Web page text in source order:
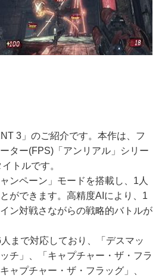
3」のご紹介です。本作は、フ
ター(FPS)「アンリアル」シリー
トルです。
ンペーン」モードを搭載し、1人
ができます。高精度AIにより、1
ン対戦さながらの戦略的バトルが
まで対応しており、「デスマッ
チ」、「キャプチャー・ザ・フラ
ャプチャー・ザ・フラッグ」、